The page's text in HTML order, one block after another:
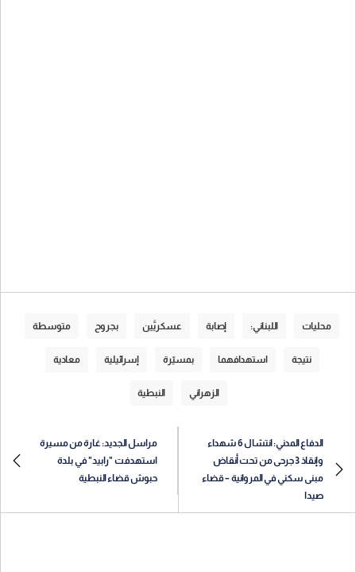
محليات اللبناني: إصابة عسكريَّين بجروح متوسطة
نتيجة استهدافهما بمسيّرة إسرائيلية معادية
الزهراني النبطية
الدفاع المدني: انتشال 6 شهداء
وإنقاذ 3 جرحى من تحت أنقاض
مبنى سكني في المروانية – قضاء
صيدا
مراسل الجديد: غارة من مسيرة
استهدفت "رابيد" في بلدة
حبوش قضاء النبطية